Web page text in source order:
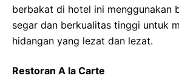
berbakat di hotel ini menggunakan
segar dan berkualitas tinggi untuk
hidangan yang lezat dan lezat.
Restoran A la Carte